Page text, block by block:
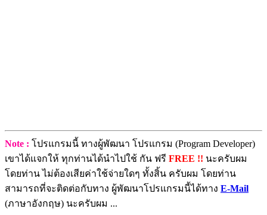
Note : โปรแกรมนี้ ทางผู้พัฒนา โปรแกรม (Program Developer)
เขาได้แจกให้ ทุกท่านได้นำไปใช้ กัน ฟรี FREE !! นะครับผม
โดยท่าน ไม่ต้องเสียค่าใช้จ่ายใดๆ ทั้งสิ้น ครับผม โดยท่าน
สามารถที่จะติดต่อกับทาง ผู้พัฒนาโปรแกรมนี้ได้ทาง E-Mail
(ภาษาอังกฤษ) นะครับผม ...